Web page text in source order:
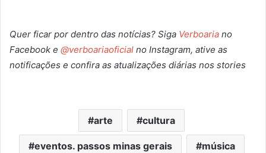
Quer ficar por dentro das notícias? Siga Verboaria no
Facebook e @verboariaoficial no Instagram, ative as
notificações e confira as atualizações diárias nos stories
arte cultura
eventos. passos minas gerais música